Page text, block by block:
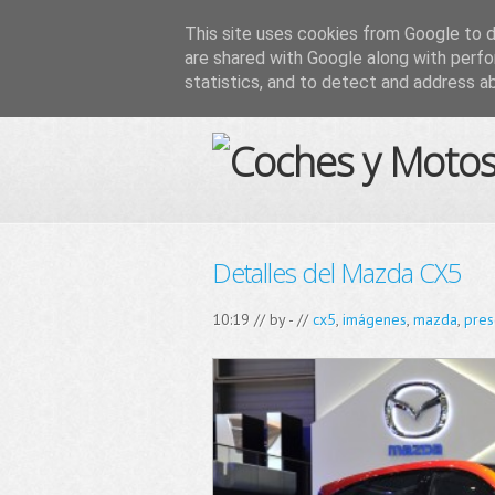
Detalles del Mazda CX5
10:19 // by- //cx5, imágenes, mazda,
This site uses cookies from Google to
are shared with Google along with
statistics, and to detect and address